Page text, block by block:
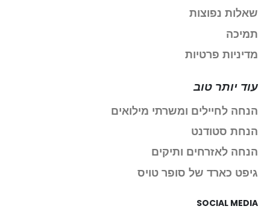
שאלות נפוצות
תמיכה
מדיניות פרטיות
עוד יותר טוב
הנחה לחיילים ומשרתי מילואים
הנחת סטודנט
הנחה לאזרחים ותיקים
גיפט כארד של סופר טויס
SOCIAL MEDIA